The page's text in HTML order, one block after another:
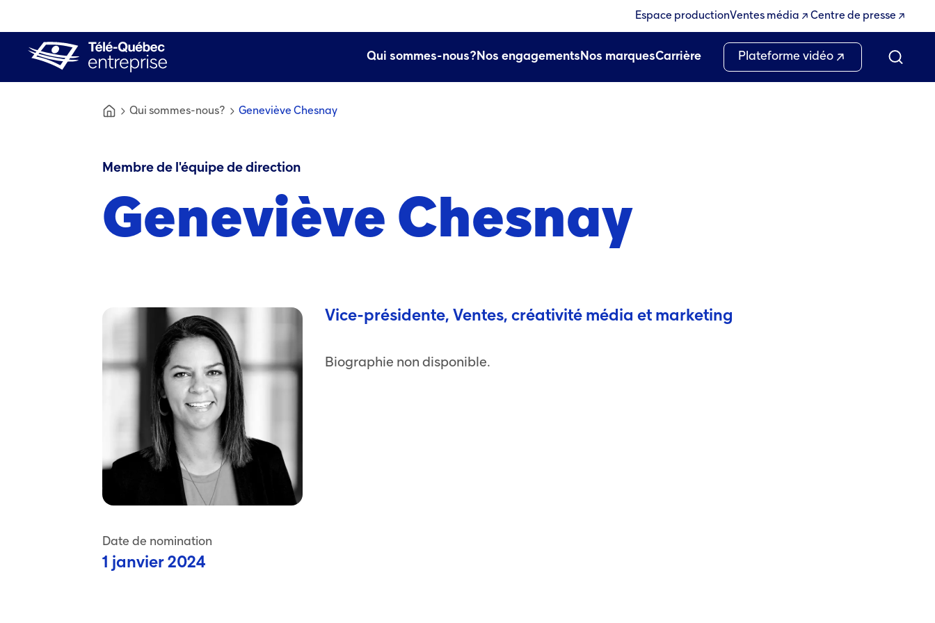
Qui sommes-nous? Nos engagements Nos marquesCarrière Plateforme vidéo
(Ce lien ouvrira dans une nouvelle fenêtre.)
Espace productionVentes média Centre de presse
Qui sommes-nous? Geneviève Chesnay
Membre de l'équipe de direction
Geneviève Chesnay
Date de nomination
1 janvier 2024
Vice-présidente, Ventes, créativité média et marketing
Biographie non disponible.